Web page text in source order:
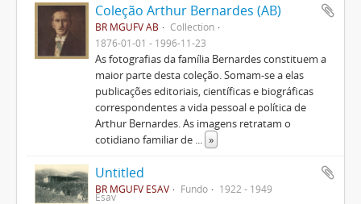
Coleção Arthur Bernardes (AB)
BR MGUFV AB
Collection
1876-01-01 - 1996-11-23
As fotografias da família Bernardes constituem a
maior parte desta coleção. Somam-se a elas
publicações editoriais, científicas e biográficas
correspondentes a vida pessoal e política de
Arthur Bernardes. As imagens retratam o
cotidiano familiar de
»
Untitled
BR MGUFV ESAV Fundo 1922 - 1949
Esav